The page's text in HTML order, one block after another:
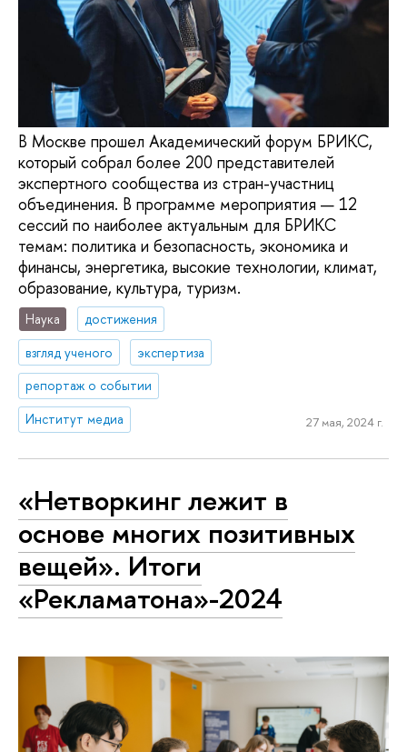
В Москве прошел Академический форум БРИКС,
который собрал более 200 представителей
экспертного сообщества из стран-участниц
объединения. В программе мероприятия — 12
сессий по наиболее актуальным для БРИКС
темам: политика и безопасность, экономика и
финансы, энергетика, высокие технологии, климат,
образование, культура, туризм.
Наука
достижения
взгляд ученого
экспертиза
репортаж о событии
Институт медиа
27 мая, 2024 г.
«Нетворкинг лежит в
основе многих позитивных
вещей». Итоги
«Рекламатона»-2024